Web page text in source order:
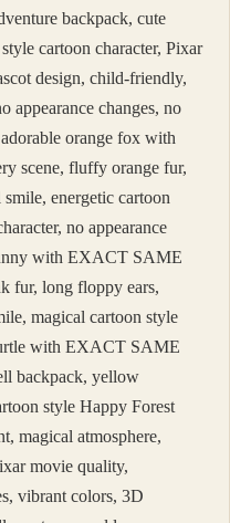
backpack, cute
cartoon character, Pixar
design, child-friendly,
appearance changes, no
orange fox with
scene, fluffy orange fur,
energetic cartoon
no appearance
with EXACT SAME
fur, long floppy ears,
magical cartoon style
with EXACT SAME
backpack, yellow
style Happy Forest
magical atmosphere,
movie quality,
vibrant colors, 3D